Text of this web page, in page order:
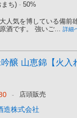
まち) - 50%
人気を博している備前
酒です。 強いご... 詳細
醸 山恵錦【火入
- 店頭販売
造株式会社